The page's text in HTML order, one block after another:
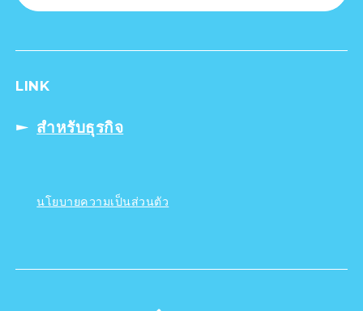
LINK
สำหรับธุรกิจ
นโยบายความเป็นส่วนตัว